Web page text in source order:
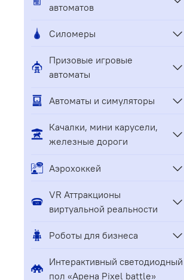
автоматов
Силомеры
Призовые игровые
автоматы
Автоматы и симуляторы
Качалки, мини карусели,
железные дороги
Аэрохоккей
VR Аттракционы
виртуальной реальности
Роботы для бизнеса
Интерактивный светодиодный
пол «Арена Pixel battle»